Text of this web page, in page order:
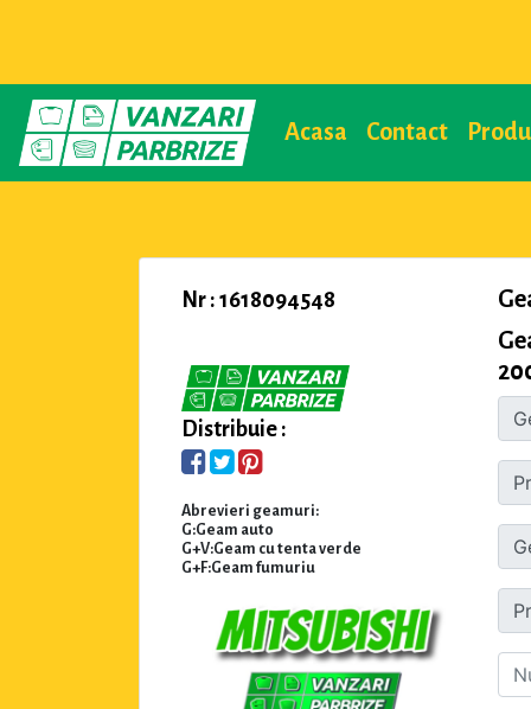
Acasa Contact
Nr : 1618094548
Distribuie :
Abrevieri geamuri:
G:Geam auto
G+V:Geam cu tenta verde
G+F:Geam fumuriu